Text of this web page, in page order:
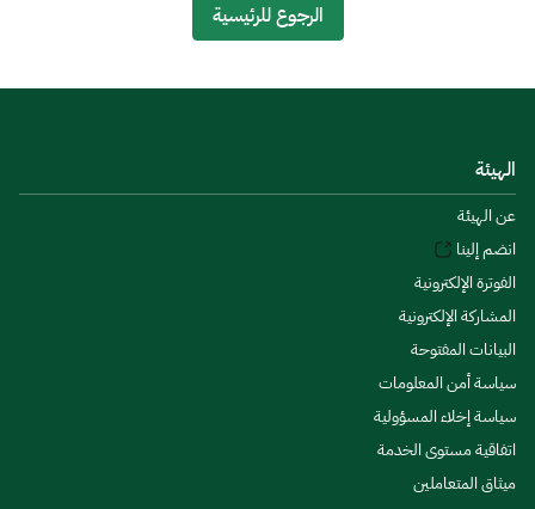
الرجوع للرئيسية
الهيئة
عن الهيئة
انضم إلينا
الفوترة الإلكترونية
المشاركة الإلكترونية
البيانات المفتوحة
سياسة أمن المعلومات
سياسة إخلاء المسؤولية
اتفاقية مستوى الخدمة
ميثاق المتعاملين